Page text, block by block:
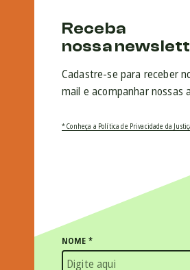
Receba
nossa
Cadastre-se para receber
mail e acompanhar nossas
* Conheça a Política de Privacidade da
NOME *